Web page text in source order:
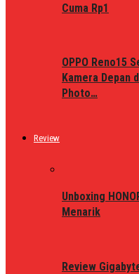
Cuma Rp1
OPPO Reno15
Kamera Depan
Photo…
Review
Unboxing
Menarik
Review